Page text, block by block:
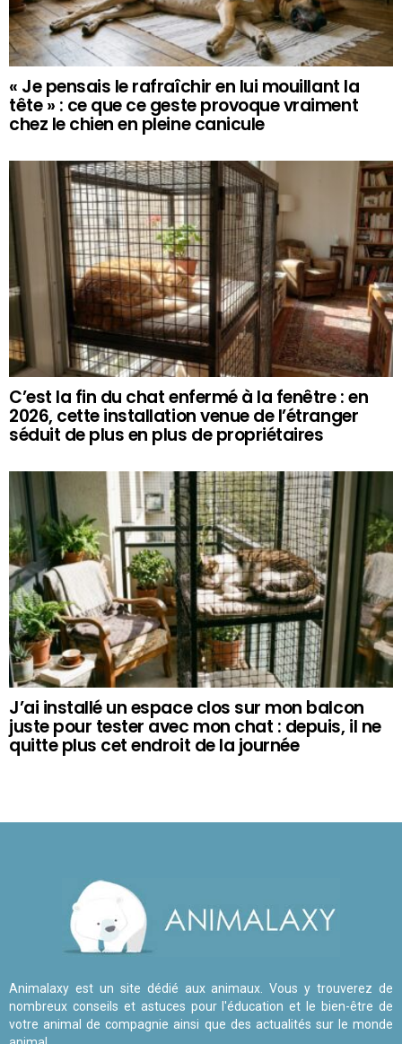
« Je pensais le rafraîchir en lui mouillant la
tête » : ce que ce geste provoque vraiment
chez le chien en pleine canicule
C’est la fin du chat enfermé à la fenêtre : en
2026, cette installation venue de l’étranger
séduit de plus en plus de propriétaires
J’ai installé un espace clos sur mon balcon
juste pour tester avec mon chat : depuis, il ne
quitte plus cet endroit de la journée
Animalaxy est un site dédié aux animaux. Vous y trouverez de
nombreux conseils et astuces pour l'éducation et le bien-être de
votre animal de compagnie ainsi que des actualités sur le monde